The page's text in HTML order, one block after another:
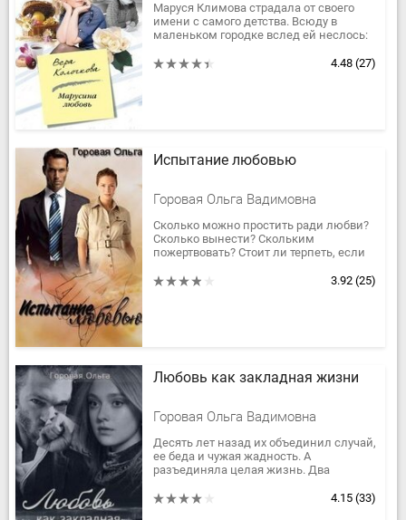
Маруся Климова страдала от своего
имени с самого детства. Всюду в
маленьком городке вслед ей неслось:
любимого!» Но уж никак она не...4.48 (27)
Испытание любовью
Горовая Ольга Вадимовна
Сколько можно простить ради любви?
Сколько вынести? Скольким
пожертвовать? Стоит ли терпеть, если
помехой? Стоит ли ломать себя и3.92 (25)
Любовь как закладная жизни
Горовая Ольга Вадимовна
Десять лет назад их объединил случай,
ее беда и чужая жадность. А
разъединяла целая жизнь. Два
Боруцкий - бандит, заправляющий...
4.15 (33)